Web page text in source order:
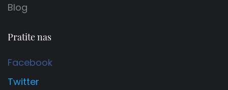
Blog
Pratite nas
Facebook
Twitter